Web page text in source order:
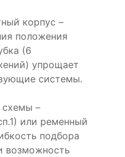
корпус –
положения
(6
упрощает
системы.
схемы –
или ременный
подбора
возможность